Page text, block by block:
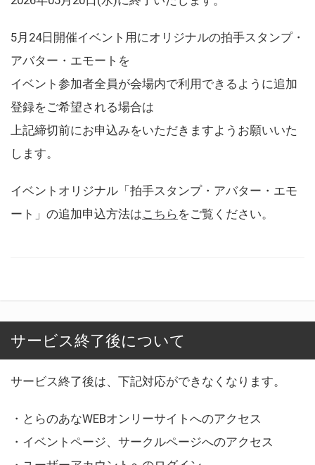
5月24日開催イベント用にオリジナルの拍手スタンプ・
アバター・エモートを
イベント参加者全員が会場内で利用できるように追加
登録をご希望される場合は
上記締切前にお申込みをいただきますようお願いいた
します。
イベントオリジナル「拍手スタンプ・アバター・エモ
ート」の追加申込方法はこちら をご覧ください。
サービス終了後について
サービス終了後は、下記対応ができなくなります。
・とらのあなWEBオンリーサイトへのアクセス
・イベントページ、サークルページへのアクセス